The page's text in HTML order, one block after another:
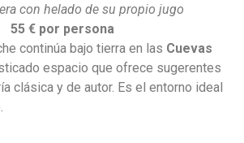
con helado de su propio jugo
55 € por persona
continúa bajo tierra en las Cuevas
espacio que ofrece sugerentes
clásica y de autor. Es el entorno ideal